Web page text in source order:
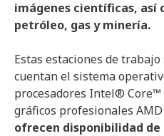
imágenes científicas, así
petróleo, gas y minería.
Estas estaciones de
cuentan el sistema
procesadores Intel®
gráficos profesionales
ofrecen disponibilidad de